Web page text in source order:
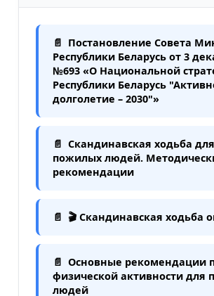
Постановление Совета
Республики Беларусь от 3
№693 «О Национальной
Республики Беларусь
долголетие – 2030"»
Скандинавская ходьба для
пожилых людей.
рекомендации
🎬 Скандинавская ходьба
Основные рекомендации
физической активности для
людей